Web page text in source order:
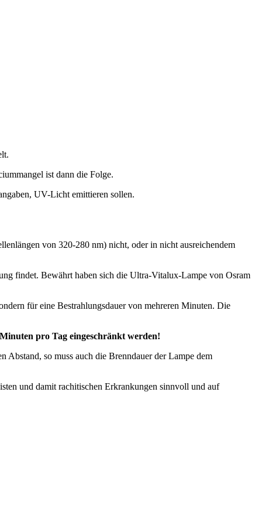
ist dann die Folge.
UV-Licht emittieren sollen.
von 320-280 nm) nicht, oder in nicht ausreichendem
findet. Bewährt haben sich die Ultra-Vitalux-Lampe von Osram
für eine Bestrahlungsdauer von mehreren Minuten. Die
pro Tag eingeschränkt werden!
so muss auch die Brenndauer der Lampe dem
und damit rachitischen Erkrankungen sinnvoll und auf